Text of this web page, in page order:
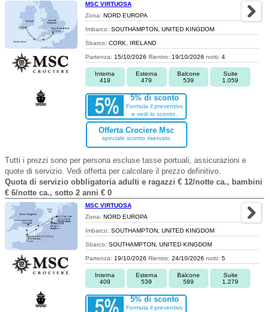
MSC VIRTUOSA
Zona: NORD EUROPA
Imbarco: SOUTHAMPTON, UNITED KINGDOM
Sbarco: CORK, IRELAND
Partenza: 15/10/2026 Rientro: 19/10/2026 notti: 4
Interna
419
Esterna
479
Balcone
539
Suite
1.059
5% di sconto
Formula il preventivo
e vedi lo sconto.
Offerta Crociere Msc
speciale sconto riservato
Tutti i prezzi sono per persona escluse tasse portuali, assicurazioni e
quote di servizio. Vedi offerta per calcolare il prezzo definitivo.
Quota di servizio obbligatoria adulti e ragazzi € 12/notte ca., bambini
€ 6/notte ca., sotto 2 anni € 0
MSC VIRTUOSA
Zona: NORD EUROPA
Imbarco: SOUTHAMPTON, UNITED KINGDOM
Sbarco: SOUTHAMPTON, UNITED KINGDOM
Partenza: 19/10/2026 Rientro: 24/10/2026 notti: 5
Interna
409
Esterna
539
Balcone
589
Suite
1.279
5% di sconto
Formula il preventivo